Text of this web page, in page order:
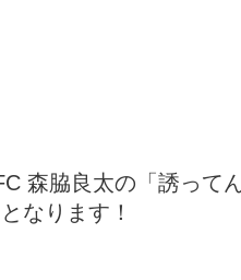
森脇良太の「誘って
なります！